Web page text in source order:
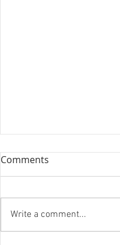
Comments
Write a comment...